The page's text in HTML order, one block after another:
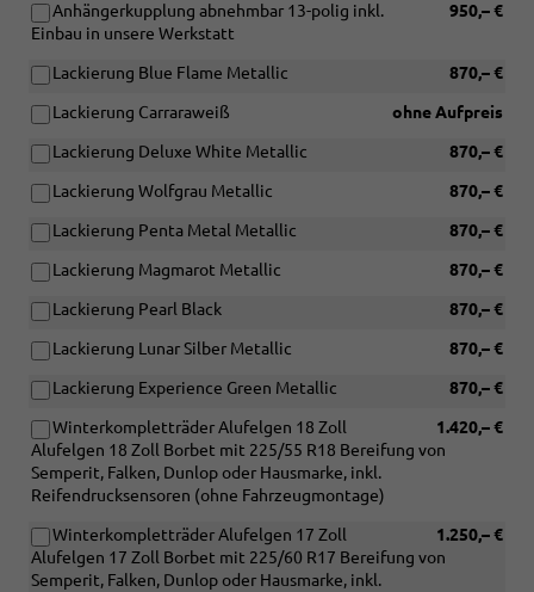
950,– €
Anhängerkupplung abnehmbar 13-polig inkl.
Einbau in unsere Werkstatt
870,– €
Lackierung Blue Flame Metallic
ohne Aufpreis
Lackierung Carraraweiß
870,– €
Lackierung Deluxe White Metallic
870,– €
Lackierung Wolfgrau Metallic
870,– €
Lackierung Penta Metal Metallic
870,– €
Lackierung Magmarot Metallic
870,– €
Lackierung Pearl Black
870,– €
Lackierung Lunar Silber Metallic
870,– €
Lackierung Experience Green Metallic
1.420,– €
Winterkompletträder Alufelgen 18 Zoll
Alufelgen 18 Zoll Borbet mit 225/55 R18 Bereifung von
Semperit, Falken, Dunlop oder Hausmarke, inkl.
Reifendrucksensoren (ohne Fahrzeugmontage)
1.250,– €
Winterkompletträder Alufelgen 17 Zoll
Alufelgen 17 Zoll Borbet mit 225/60 R17 Bereifung von
Semperit, Falken, Dunlop oder Hausmarke, inkl.